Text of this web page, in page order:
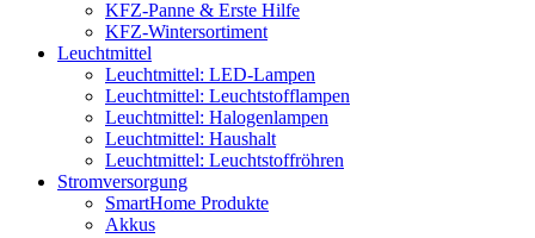
KFZ-Panne & Erste Hilfe
KFZ-Wintersortiment
Leuchtmittel
Leuchtmittel: LED-Lampen
Leuchtmittel: Leuchtstofflampen
Leuchtmittel: Halogenlampen
Leuchtmittel: Haushalt
Leuchtmittel: Leuchtstoffröhren
Stromversorgung
SmartHome Produkte
Akkus